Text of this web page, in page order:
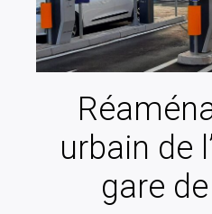
urbain de
gare